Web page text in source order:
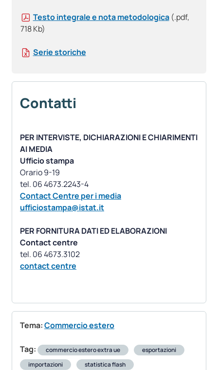
Testo integrale e nota metodologica (.pdf,
718 Kb)
Serie storiche
Contatti
PER INTERVISTE, DICHIARAZIONI E CHIARIMENTI
AI MEDIA
Ufficio stampa
Orario 9-19
Contact Centre per i media
ufficiostampa@istat.it
PER FORNITURA DATI ED ELABORAZIONI
Contact centre
contact centre
Tema:Commercio estero
Tag: commercio estero extra ue
esportazioni
importazioni
statistica flash